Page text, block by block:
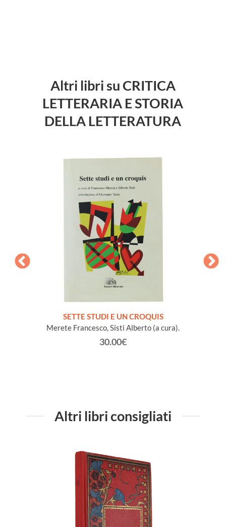
Altri libri su CRITICA
LETTERARIA E STORIA
DELLA LETTERATURA
SETTE STUDI E UN CROQUIS
Merete Francesco, Sisti Alberto (a cura).
30.00€
Altri libri consigliati